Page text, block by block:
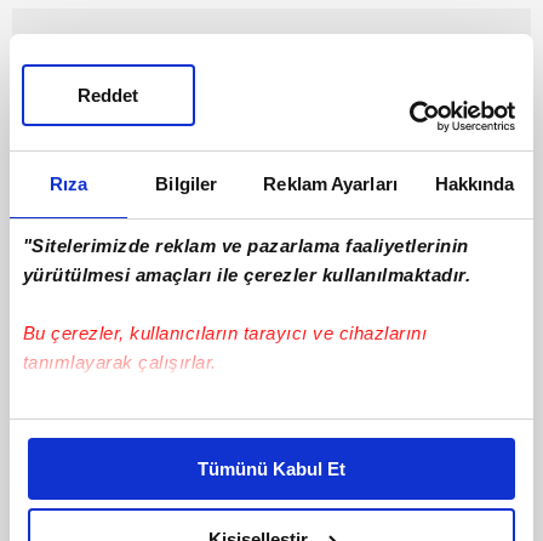
Rıza Bilgiler Reklam Ayarları Hakkında
"Sitelerimizde reklam ve pazarlama faaliyetlerinin
yürütülmesi amaçları ile çerezler kullanılmaktadır.
Bu çerezler, kullanıcıların tarayıcı ve cihazlarını
tanımlayarak çalışırlar.
Bu çerezlere izin vermeniz halinde sizlere özel
daha iyi reklam deneyimi yaşatabiliriz. Bunu yaparken
amacımızın size daha iyi bir reklam deneyimi sunmak
Tümünü Kabul Et
Reddet